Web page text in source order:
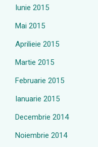
Iunie 2015
Mai 2015
Aprilieie 2015
Martie 2015
Februarie 2015
Ianuarie 2015
Decembrie 2014
Noiembrie 2014